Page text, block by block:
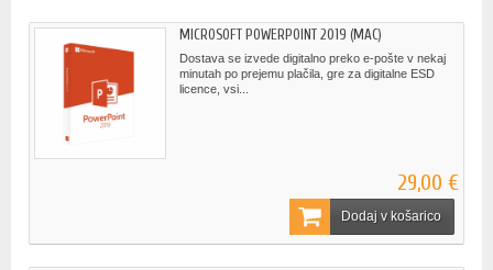
MICROSOFT POWERPOINT 2019 (MAC)
Dostava se izvede digitalno preko e-pošte v nekaj
minutah po prejemu plačila, gre za digitalne ESD
licence, vsi...
29,00 €
Dodaj v košarico